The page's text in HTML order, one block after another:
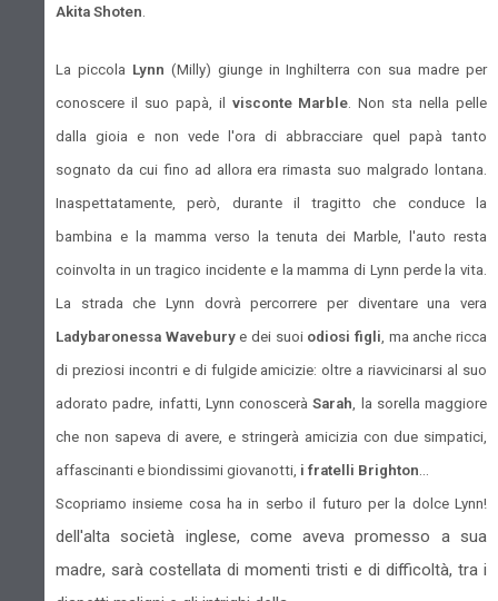
Akita Shoten
La piccola Lynn (Milly) giunge in Inghilterra con sua madre per
conoscere il suo papà, il visconte Marble. Non sta nella pelle
dalla gioia e non vede l'ora di abbracciare quel papà tanto
sognato da cui fino ad allora era rimasta suo malgrado lontana.
Inaspettatamente, però, durante il tragitto che conduce la
bambina e la mamma verso la tenuta dei Marble, l'auto resta
coinvolta in un tragico incidente e la mamma di Lynn perde la vita.
La strada che Lynn dovrà percorrere per diventare una vera
Ladybaronessa Waveburye dei suoi odiosi figli, ma anche ricca
di preziosi incontri e di fulgide amicizie: oltre a riavvicinarsi al suo
adorato padre, infatti, Lynn conosceràSarah, la sorella maggiore
che non sapeva di avere, e stringerà amicizia con due simpatici,
affascinanti e biondissimi giovanotti, i fratelli Brighton…
Scopriamo insieme cosa ha in serbo il futuro per la dolce Lynn!
dell'alta società inglese, come aveva promesso a sua
madre, sarà costellata di momenti tristi e di difficoltà, tra i